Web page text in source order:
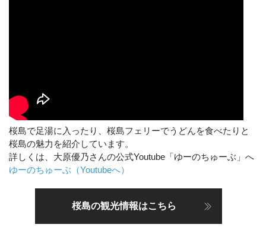
桜島で足湯に入ったり、桜島フェリーでうどんを食べたりと
桜島の魅力を紹介しています。
詳しくは、大原優乃さんの公式Youtube「ゆーのちゅーぶ」へ
ゆーのちゅーぶ（Youtubeへ）
桜島の観光情報はこちら